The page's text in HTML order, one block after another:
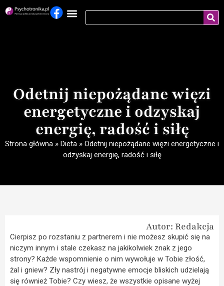
Odetnij niepożądane więzi
energetyczne i odzyskaj
energię, radość i siłę
Strona główna » Dieta » Odetnij niepożądane więzi energetyczne i
odzyskaj energię, radość i siłę
Autor: Redakcja
Cierpisz po rozstaniu z partnerem i nie możesz skupić się na
niczym innym i stale czekasz na jakikolwiek znak z jego
strony? Każde wspomnienie o nim wywołuje w Tobie złość,
żal i gniew? Zły nastrój i negatywne emocje bliskich udzielają
się również Tobie? Czy wiesz, że wszystkie opisane wyżej